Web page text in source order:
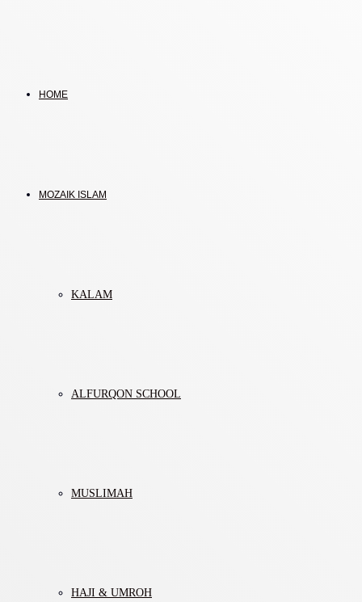
HOME
MOZAIK ISLAM
KALAM
ALFURQON SCHOOL
MUSLIMAH
HAJI & UMROH